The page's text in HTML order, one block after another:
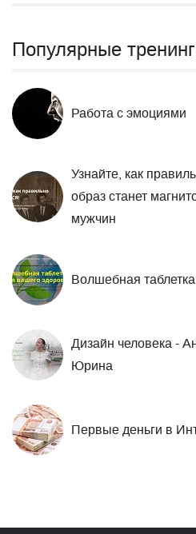
Популярные
Работа с эмоциями
Узнайте, как
образ станет
мужчин
Волшебная
Дизайн человека -
Юрина
Первые деньги в